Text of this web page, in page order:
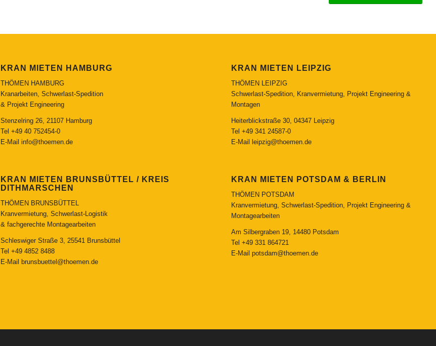
KRAN MIETEN HAMBURG
THÖMEN HAMBURG
Kranarbeiten, Schwerlast-Spedition
& Projekt Engineering
Stenzelring 26, 21107 Hamburg
Tel +49 40 752454-0
E-Mail info@thoemen.de
KRAN MIETEN BRUNSBÜTTEL / KREIS
DITHMARSCHEN
THÖMEN BRUNSBÜTTEL
Kranvermietung, Schwerlast-Logistik
& fachgerechte Montagearbeiten
Schleswiger Straße 3, 25541 Brunsbüttel
Tel +49 4852 8488
E-Mail
brunsbuettel@thoemen.de
KRAN MIETEN LEIPZIG
THÖMEN LEIPZIG
Schwerlast-Spedition, Kranvermietung, Projekt Engineering &
Montagen
Heiterblickstraße 30, 04347 Leipzig
Tel +49 341 24587-0
E-Mail
leipzig@thoemen.de
KRAN MIETEN POTSDAM & BERLIN
THÖMEN POTSDAM
Kranvermietung, Schwerlast-Spedition, Projekt Engineering &
Montagearbeiten
Am Silbergraben 19, 14480 Potsdam
Tel +49 331 864721
E-Mail potsdam@thoemen.de